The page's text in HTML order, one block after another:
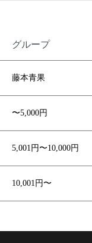
グループ
藤本青果
〜5,000円
5,001円〜10,000円
10,001円〜